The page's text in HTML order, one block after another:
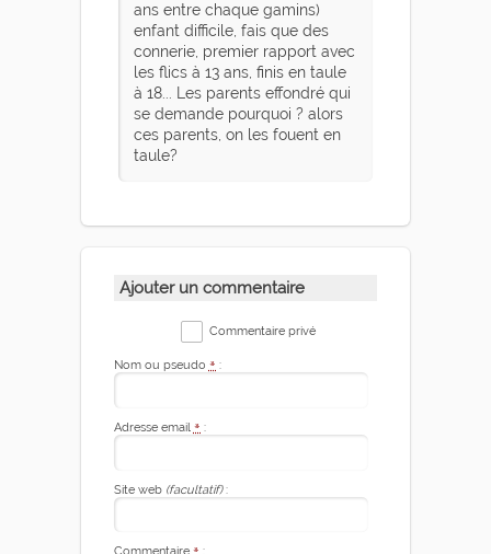
ans entre chaque gamins)
enfant difficile, fais que des
connerie, premier rapport avec
les flics à 13 ans, finis en taule
à 18... Les parents effondré qui
se demande pourquoi ? alors
ces parents, on les fouent en
taule?
Ajouter un commentaire
Commentaire privé
Nom ou pseudo * :
Adresse email * :
Site web (facultatif):